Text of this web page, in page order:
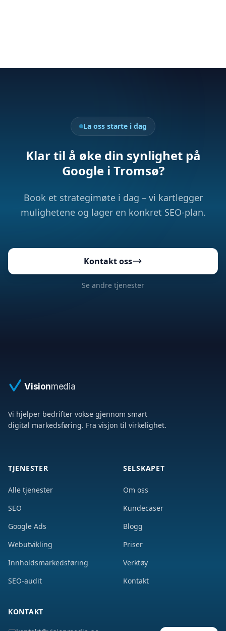
La oss starte i dag
Klar til å øke din synlighet på
Google i Tromsø?
Book et strategimøte i dag – vi kartlegger
mulighetene og lager en konkret SEO-plan.
Kontakt oss
Se andre tjenester
Visionmedia
Vi hjelper bedrifter vokse gjennom smart
digital markedsføring. Fra visjon til virkelighet.
TJENESTER
Alle tjenester
SEO
Google Ads
Webutvikling
Innholdsmarkedsføring
SEO-audit
SELSKAPET
Om oss
Kundecaser
Blogg
Priser
Verktøy
Kontakt
KONTAKT